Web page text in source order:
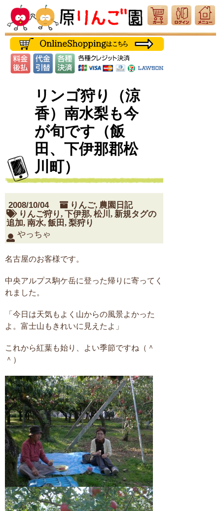
リンゴ狩り（涼
香）南水梨も今
が旬です（飯
田、下伊那郡松
川町）
2008/10/04 りんご, 農園日記
りんご狩り, 下伊那, 松川 , 新規タグの
追加, 南水, 飯田 , 梨狩り
やっちゃ
名古屋のお客様です。
中央アルプス駒ケ岳に登った帰りに寄ってく
れました。
「今日は天気もよく山からの風景よかった
よ。富士山もきれいに見えたよ」
これから紅葉も始り、よい季節ですね（＾
＾）